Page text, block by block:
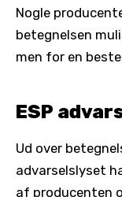
Nogle
betegnelsen
men for en
ESP
Ud over
advarselslyset
af producenten